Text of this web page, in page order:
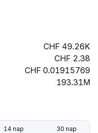
49.26K
2.38
0.01915769
193.31M
14 nap 30 nap